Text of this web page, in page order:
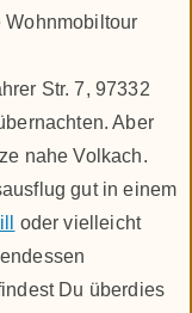
Wohnmobiltour
Str. 7, 97332
Aber
nahe Volkach.
gut in einem
oder vielleicht
Du überdies